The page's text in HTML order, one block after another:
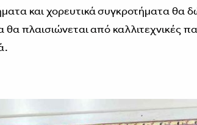
και χορευτικά συγκροτήματα θα
πλαισιώνεται από καλλιτεχνικές